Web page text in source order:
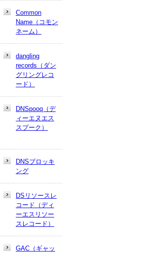
Common
Name（コモン
ネーム）
dangling
records（ダン
グリングレコ
ード）
DNSpooq（デ
ィーエヌエス
スプーク）
DNSブロッキ
ング
DSリソースレ
コード（ディ
ーエスリソー
スレコード）
GAC（ギャッ